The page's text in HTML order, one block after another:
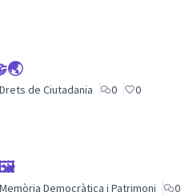
Drets de Ciutadania 0 0
Memòria Democràtica i Patrimoni 0